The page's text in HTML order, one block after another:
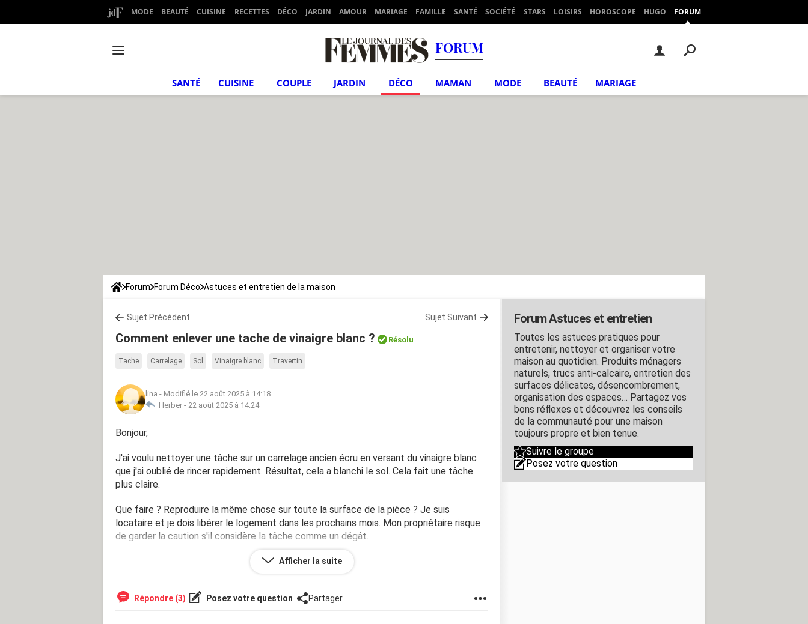
MODE BEAUTÉ CUISINE RECETTES DÉCO JARDIN AMOUR MARIAGE FAMILLE SANTÉ SOCIÉTÉ STARS LOISIRS HOROSCOPE HUGO FORUM
FORUM
SANTÉ CUISINE COUPLE JARDIN DÉCO MAMAN MODE BEAUTÉ MARIAGE
Forum Forum Déco Astuces et entretien de la maison
Sujet Précédent Sujet Suivant
Comment enlever une tache de vinaigre blanc ? Résolu
Tache Carrelage Sol Vinaigre blanc Travertin
lina - Modifié le 22 août 2025 à 14:18
Herber - 22 août 2025 à 14:24
Bonjour,
J'ai voulu nettoyer une tâche sur un carrelage ancien écru en versant du vinaigre blanc
que j'ai oublié de rincer rapidement. Résultat, cela a blanchi le sol. Cela fait une tâche
plus claire.
Que faire ? Reproduire la même chose sur toute la surface de la pièce ? Je suis
locataire et je dois libérer le logement dans les prochains mois. Mon propriétaire risque
de garder la caution s'il considère la tâche comme un dégât.
Afficher la suite
Répondre (3) Posez votre question Partager
Forum Astuces et entretien
Toutes les astuces pratiques pour
entretenir, nettoyer et organiser votre
maison au quotidien. Produits ménagers
naturels, trucs anti-calcaire, entretien des
surfaces délicates, désencombrement,
organisation des espaces… Partagez vos
bons réflexes et découvrez les conseils
de la communauté pour une maison
toujours propre et bien tenue.
Suivre le groupe
Posez votre question